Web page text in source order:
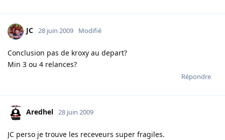
JC 28 juin 2009 Modifié
Conclusion pas de kroxy au depart?
Min 3 ou 4 relances?
Répondre
Aredhel 28 juin 2009
JC perso je trouve les receveurs super fragiles.